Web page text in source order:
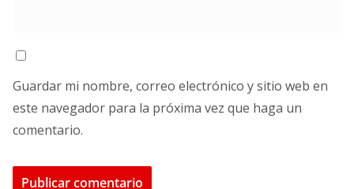
Guardar mi nombre, correo electrónico y sitio web en
este navegador para la próxima vez que haga un
comentario.